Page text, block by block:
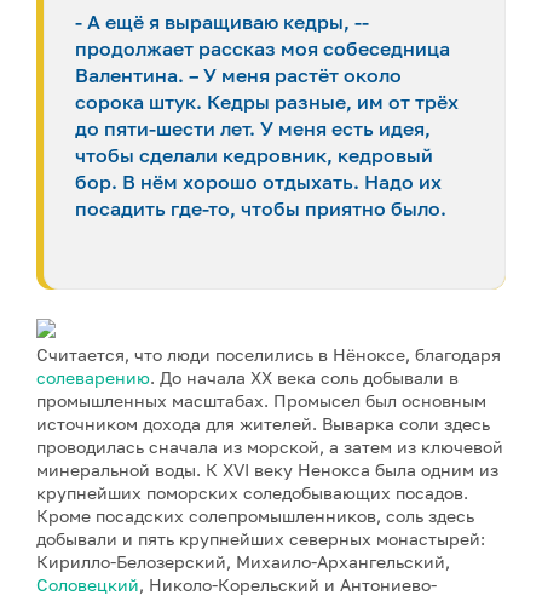
- А ещё я выращиваю кедры, --
продолжает рассказ моя собеседница
Валентина. – У меня растёт около
сорока штук. Кедры разные, им от трёх
до пяти-шести лет. У меня есть идея,
чтобы сделали кедровник, кедровый
бор. В нём хорошо отдыхать. Надо их
посадить где-то, чтобы приятно было.
Считается, что люди поселились в Нёноксе, благодаря
солеварению. До начала XX века соль добывали в
промышленных масштабах. Промысел был основным
источником дохода для жителей. Выварка соли здесь
проводилась сначала из морской, а затем из ключевой
минеральной воды. К XVI веку Ненокса была одним из
крупнейших поморских соледобывающих посадов.
Кроме посадских солепромышленников, соль здесь
добывали и пять крупнейших северных монастырей:
Кирилло-Белозерский, Михаило-Архангельский,
Соловецкий, Николо-Корельский и Антониево-